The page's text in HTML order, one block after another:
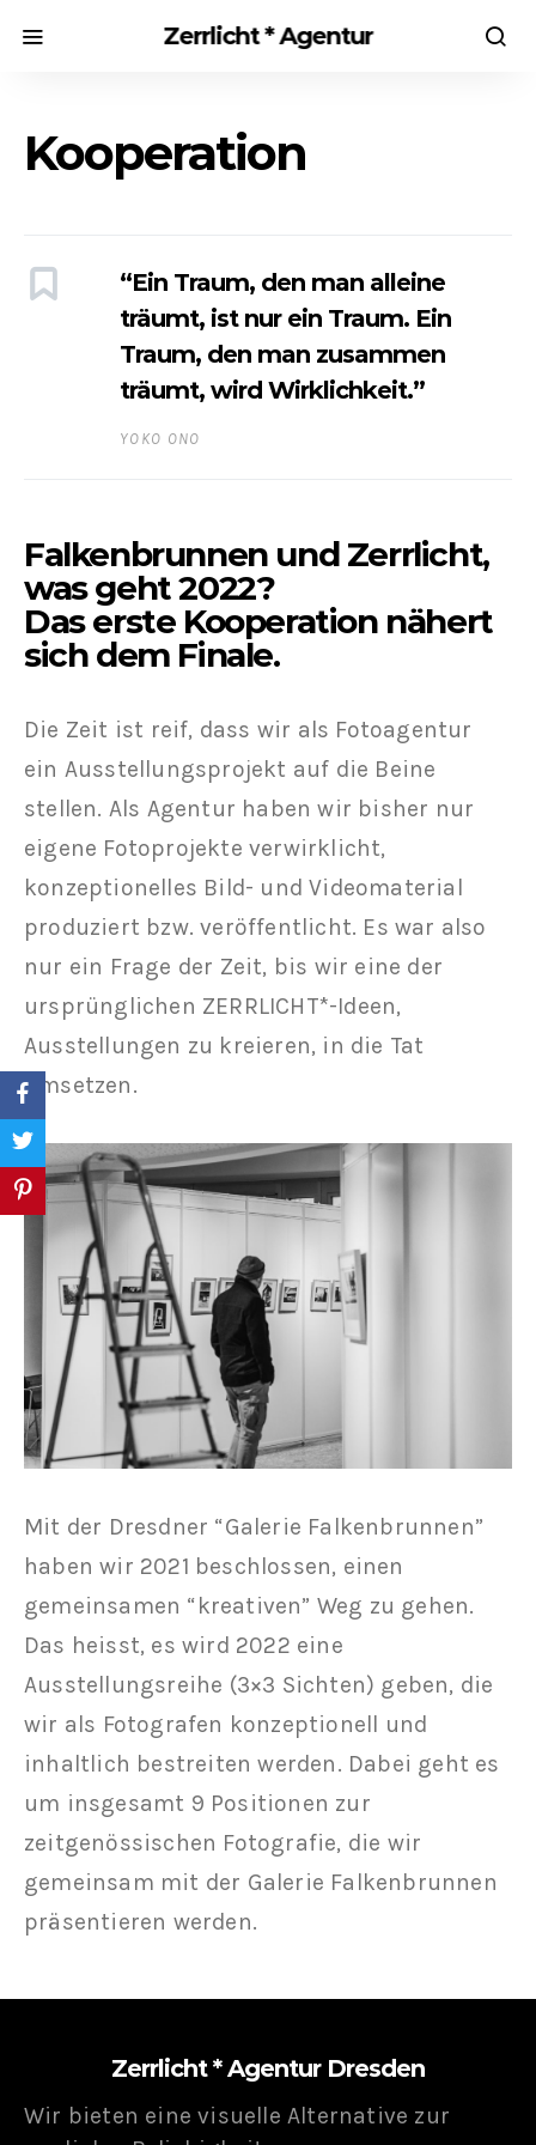
Zerrlicht * Agentur
Kooperation
“Ein Traum, den man alleine
träumt, ist nur ein Traum. Ein
Traum, den man zusammen
träumt, wird Wirklichkeit.”
YOKO ONO
Falkenbrunnen und Zerrlicht,
was geht 2022?
Das erste Kooperation nähert
sich dem Finale.
Die Zeit ist reif, dass wir als Fotoagentur
ein Ausstellungsprojekt auf die Beine
stellen. Als Agentur haben wir bisher nur
eigene Fotoprojekte verwirklicht,
konzeptionelles Bild- und Videomaterial
produziert bzw. veröffentlicht. Es war also
nur ein Frage der Zeit, bis wir eine der
ursprünglichen ZERRLICHT*-Ideen,
Ausstellungen zu kreieren, in die Tat
umsetzen.
Mit der Dresdner “Galerie Falkenbrunnen”
haben wir 2021 beschlossen, einen
gemeinsamen “kreativen” Weg zu gehen.
Das heisst, es wird 2022 eine
Ausstellungsreihe (3×3 Sichten) geben, die
wir als Fotografen konzeptionell und
inhaltlich bestreiten werden. Dabei geht es
um insgesamt 9 Positionen zur
zeitgenössischen Fotografie, die wir
gemeinsam mit der Galerie Falkenbrunnen
präsentieren werden.
Zerrlicht * Agentur Dresden
Wir bieten eine visuelle Alternative zur